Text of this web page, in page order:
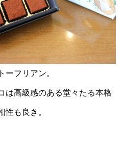
ーフリアン。
は高級感のある堂々たる本格
性も良き。